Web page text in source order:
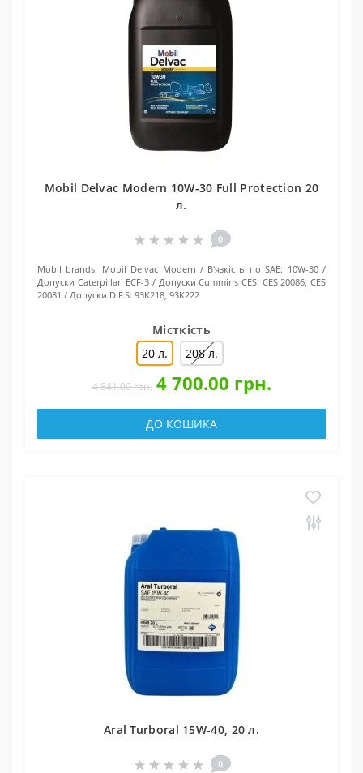
Mobil Delvac Modern 10W-30 Full Protection 20
л.
0
Mobil brands: Mobil Delvac Modern В'язкість по SAE: 10W-30
Допуски Caterpillar: ECF-3 Допуски Cummins CES: CES 20086, CES
20081
Допуски D.F.S: 93K218, 93K222
Місткість
20 л.
208 л.
4 841.00 грн. 4 700.00 грн.
ДО КОШИКА
Aral Turboral 15W-40, 20 л.
0